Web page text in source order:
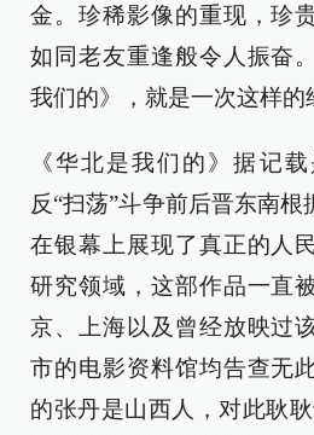
金。珍稀影像的重现，珍
如同老友重逢般令人振奋
我们的》，就是一次这样的
《华北是我们的》据记
反“扫荡”斗争前后晋东南根
在银幕上展现了真正的人
研究领域，这部作品一直
京、上海以及曾经放映过
市的电影资料馆均告查无
的张丹是山西人，对此耿